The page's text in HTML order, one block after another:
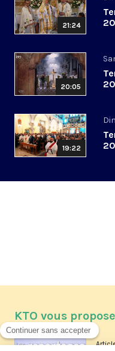
21:24
20:05
19:22
KTO vous propose